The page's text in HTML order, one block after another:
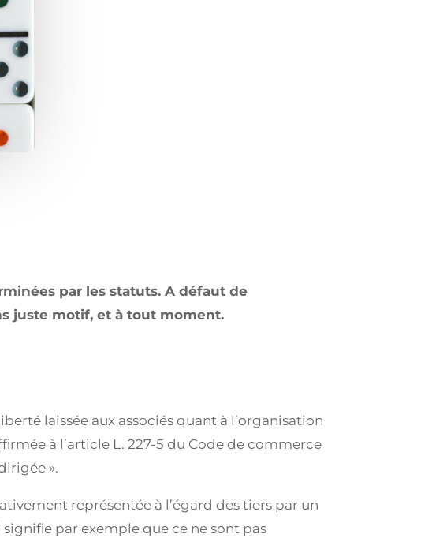
par les statuts. A défaut de
juste motif, et à tout moment.
laissée aux associés quant à l’organisation
à l’article L. 227-5 du Code de commerce
».
représentée à l’égard des tiers par un
par exemple que ce ne sont pas